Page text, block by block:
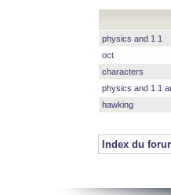
physics and 1 1
oct
characters
physics and 1 1
hawking
Index du